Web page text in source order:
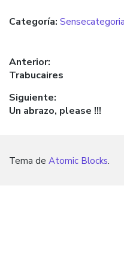
Categoría: Sensecategoria
Navegación de
Anterior:
Entrada anterior:
Trabucaires
Siguiente:
Entrada siguiente:
Un abrazo, please !!!
Tema de Atomic Blocks.